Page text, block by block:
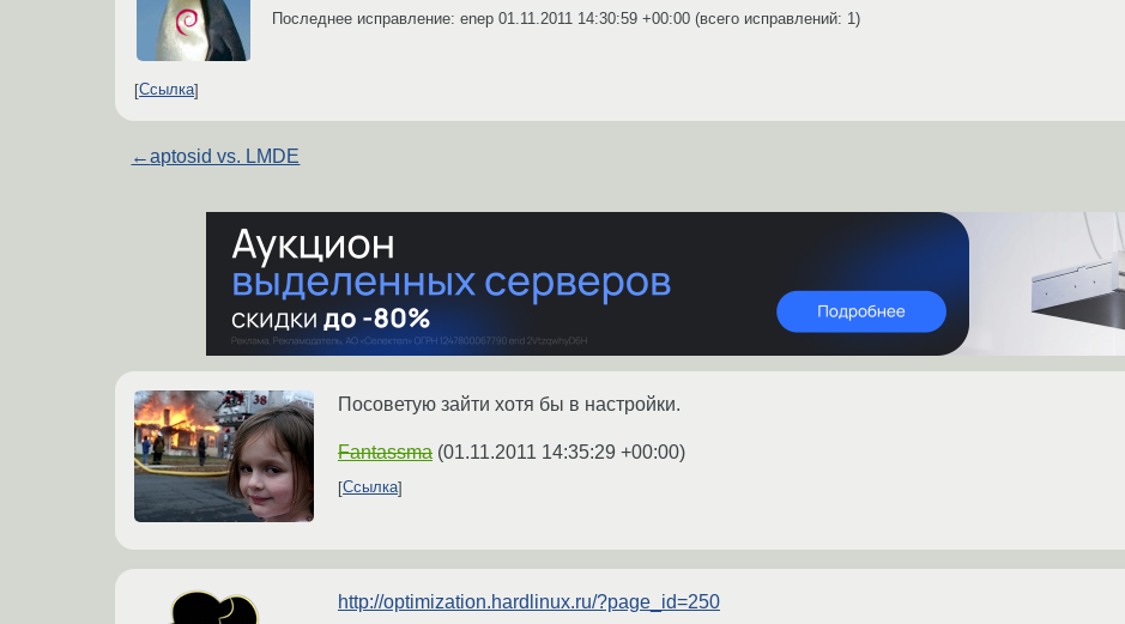
Последнее исправление: enep 01.11.2011 14:30:59 +00:00 (всего исправлений: 1)
Ссылка
←aptosid vs. LMDE
Посоветую зайти хотя бы в настройки.
Fantassma (01.11.2011 14:35:29 +00:00)
Ссылка
http://optimization.hardlinux.ru/?page_id=250